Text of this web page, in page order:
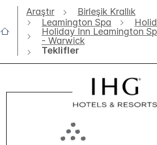
Araştır
Birleşik Krallık
Leamington Spa
Holiday Inn Leamington
- Warwick
Teklifler